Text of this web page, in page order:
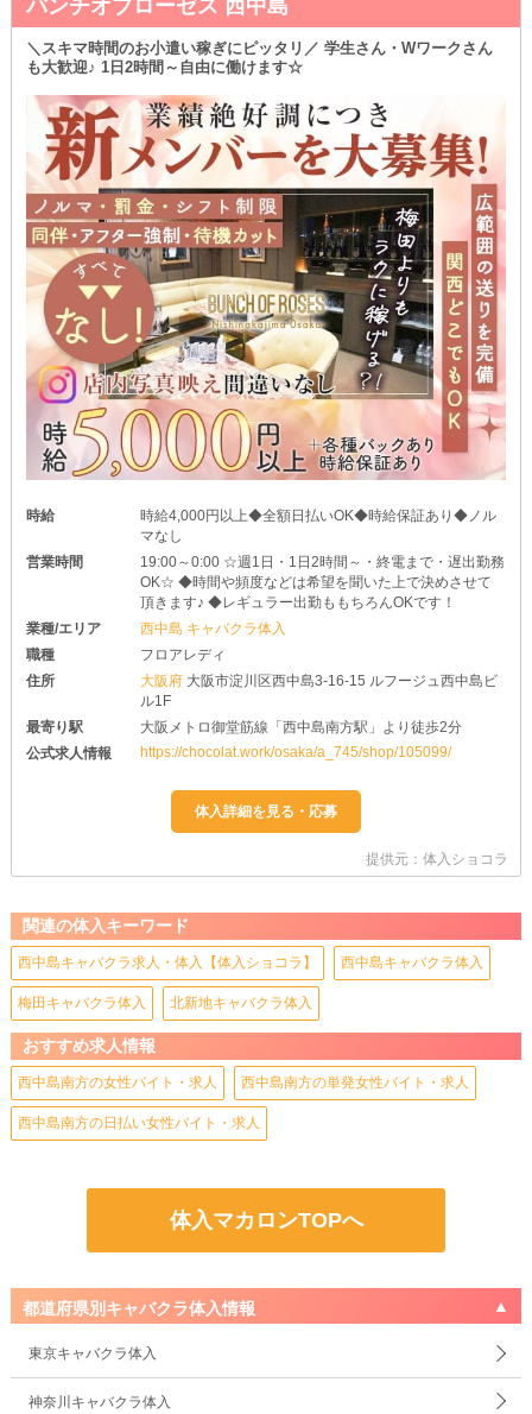
バンチオブローゼス 西中島
＼スキマ時間のお小遣い稼ぎにピッタリ／ 学生さん・Wワークさん
も大歓迎♪ 1日2時間～自由に働けます☆
時給
時給4,000円以上◆全額日払いOK◆時給保証あり◆ノル
マなし
営業時間
19:00～0:00 ☆週1日・1日2時間～・終電まで・遅出勤務
OK☆ ◆時間や頻度などは希望を聞いた上で決めさせて
頂きます♪ ◆レギュラー出勤ももちろんOKです！
業種/エリア
西中島 キャバクラ体入
職種
フロアレディ
住所
大阪府 大阪市淀川区西中島3-16-15 ルフージュ西中島ビ
ル1F
最寄り駅
大阪メトロ御堂筋線「西中島南方駅」より徒歩2分
公式求人情報
https://chocolat.work/osaka/a_745/shop/105099/
提供元：体入ショコラ
関連の体入キーワード
西中島キャバクラ求人・体入【体入ショコラ】 西中島キャバクラ体入
梅田キャバクラ体入 北新地キャバクラ体入
おすすめ求人情報
西中島南方の女性バイト・求人 西中島南方の単発女性バイト・求人
西中島南方の日払い女性バイト・求人
体入マカロンTOPへ
都道府県別キャバクラ体入情報
東京キャバクラ体入
神奈川キャバクラ体入